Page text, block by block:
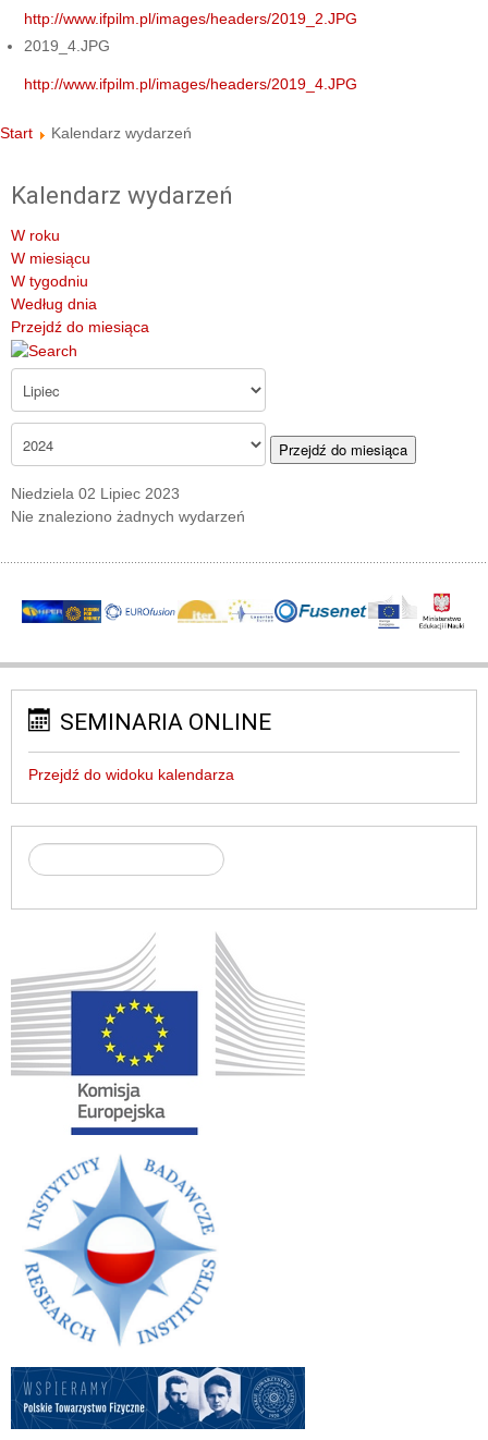
http://www.ifpilm.pl/images/headers/2019_2.JPG
2019_4.JPG
http://www.ifpilm.pl/images/headers/2019_4.JPG
Start Kalendarz wydarzeń
Kalendarz wydarzeń
W roku
W miesiącu
W tygodniu
Według dnia
Przejdź do miesiąca
Przejdź do miesiąca
Niedziela 02 Lipiec 2023
Nie znaleziono żadnych wydarzeń
SEMINARIA ONLINE
Przejdź do widoku kalendarza